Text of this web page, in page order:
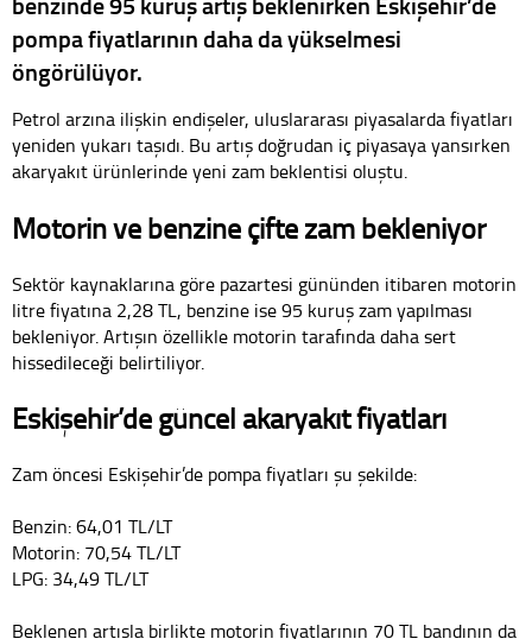
pompa fiyatlarının daha da yükselmesi
öngörülüyor.
Petrol arzına ilişkin endişeler, uluslararası piyasalarda fiyatları
yeniden yukarı taşıdı. Bu artış doğrudan iç piyasaya yansırken
akaryakıt ürünlerinde yeni zam beklentisi oluştu.
Motorin ve benzine çifte zam bekleniyor
Sektör kaynaklarına göre pazartesi gününden itibaren motorin
litre fiyatına 2,28 TL, benzine ise 95 kuruş zam yapılması
bekleniyor. Artışın özellikle motorin tarafında daha sert
hissedileceği belirtiliyor.
Eskişehir’de güncel akaryakıt fiyatları
Zam öncesi Eskişehir’de pompa fiyatları şu şekilde:
Benzin: 64,01 TL/LT
Motorin: 70,54 TL/LT
LPG: 34,49 TL/LT
Beklenen artışla birlikte motorin fiyatlarının 70 TL bandının da